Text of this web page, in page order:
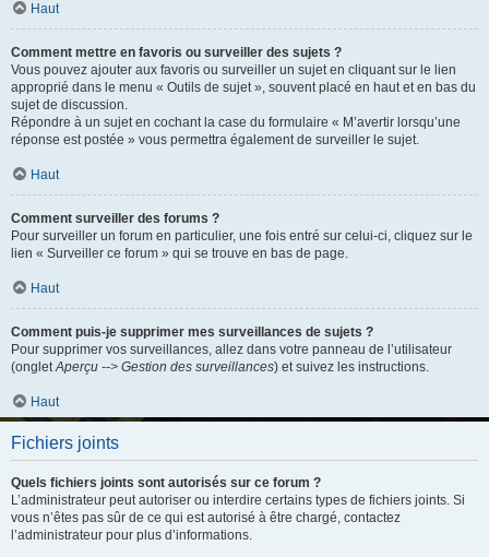
Haut
Comment mettre en favoris ou surveiller des sujets ?
Vous pouvez ajouter aux favoris ou surveiller un sujet en cliquant sur le lien
approprié dans le menu « Outils de sujet », souvent placé en haut et en bas du
sujet de discussion.
Répondre à un sujet en cochant la case du formulaire « M’avertir lorsqu’une
réponse est postée » vous permettra également de surveiller le sujet.
Haut
Comment surveiller des forums ?
Pour surveiller un forum en particulier, une fois entré sur celui-ci, cliquez sur le
lien « Surveiller ce forum » qui se trouve en bas de page.
Haut
Comment puis-je supprimer mes surveillances de sujets ?
Pour supprimer vos surveillances, allez dans votre panneau de l’utilisateur
(ongletAperçu --> Gestion des surveillances) et suivez les instructions.
Haut
Fichiers joints
Quels fichiers joints sont autorisés sur ce forum ?
L’administrateur peut autoriser ou interdire certains types de fichiers joints. Si
vous n’êtes pas sûr de ce qui est autorisé à être chargé, contactez
l’administrateur pour plus d’informations.